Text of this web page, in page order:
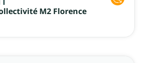
M2 Florence